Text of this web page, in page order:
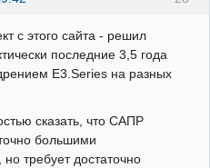
с этого сайта - решил
последние 3,5 года
E3.Series на разных
сказать, что САПР
большими
требует достаточно